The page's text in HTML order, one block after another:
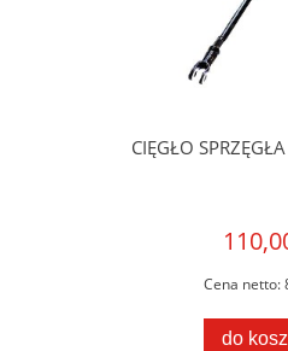
CIĘGŁO
Cena netto:
do